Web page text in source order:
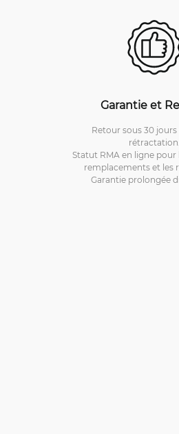
Garantie et
Retour sous 30 jours
rétractation.
Statut RMA en ligne pour
remplacements et les
Garantie prolongée